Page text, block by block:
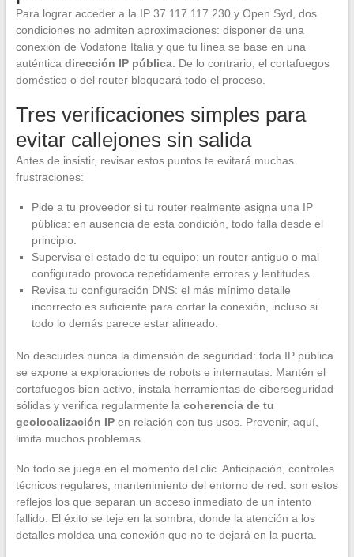
Para lograr acceder a la IP 37.117.117.230 y Open Syd, dos
condiciones no admiten aproximaciones: disponer de una
conexión de Vodafone Italia y que tu línea se base en una
auténtica dirección IP pública. De lo contrario, el cortafuegos
doméstico o del router bloqueará todo el proceso.
Tres verificaciones simples para
evitar callejones sin salida
Antes de insistir, revisar estos puntos te evitará muchas
frustraciones:
Pide a tu proveedor si tu router realmente asigna una IP
pública: en ausencia de esta condición, todo falla desde el
principio.
Supervisa el estado de tu equipo: un router antiguo o mal
configurado provoca repetidamente errores y lentitudes.
Revisa tu configuración DNS: el más mínimo detalle
incorrecto es suficiente para cortar la conexión, incluso si
todo lo demás parece estar alineado.
No descuides nunca la dimensión de seguridad: toda IP pública
se expone a exploraciones de robots e internautas. Mantén el
cortafuegos bien activo, instala herramientas de ciberseguridad
sólidas y verifica regularmente la coherencia de tu
geolocalización IPen relación con tus usos. Prevenir, aquí,
limita muchos problemas.
No todo se juega en el momento del clic. Anticipación, controles
técnicos regulares, mantenimiento del entorno de red: son estos
reflejos los que separan un acceso inmediato de un intento
fallido. El éxito se teje en la sombra, donde la atención a los
detalles moldea una conexión que no te dejará en la puerta.